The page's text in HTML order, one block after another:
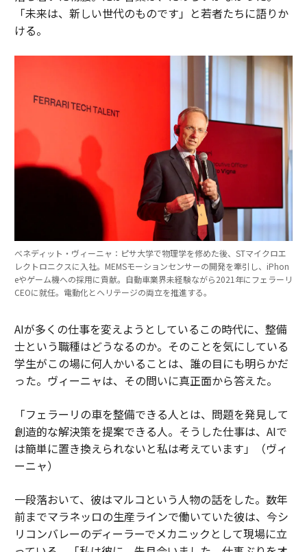
「未来は、新しい世代のものです」と若者たちに語りか
ける。
べネディット・ヴィーニャ：ピサ大学で物理学を修めた後、STマイクロエ
レクトロニクスに入社。MEMSモーションセンサーの開発を牽引し、iPhon
eやゲーム機への採用に貢献。自動車業界未経験ながら2021年にフェラーリ
CEOに就任。電動化とヘリテージの両立を推進する。
AIが多くの仕事を変えようとしているこの時代に、整備
士という職種はどうなるのか。そのことを気にしている
学生がこの場に何人かいることは、誰の目にも明らかだ
った。ヴィーニャは、その問いに真正面から答えた。
「フェラーリの車を整備できる人とは、問題を発見して
創造的な解決策を提案できる人。そうした仕事は、AIで
は簡単に置き換えられないと私は考えています」（ヴィ
ーニャ）
一段落おいて、彼はマルコという人物の話をした。数年
前までマラネッロの生産ラインで働いていた彼は、今シ
リコンバレーのディーラーでメカニックとして現場に立